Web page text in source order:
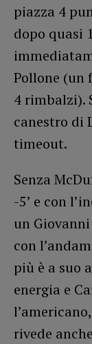
piazza 4
dopo quasi
Pollone (un
4 rimbalzi).
canestro di
timeout.
Senza
-5’ e con
un
con
più è a suo
energia e
rivede